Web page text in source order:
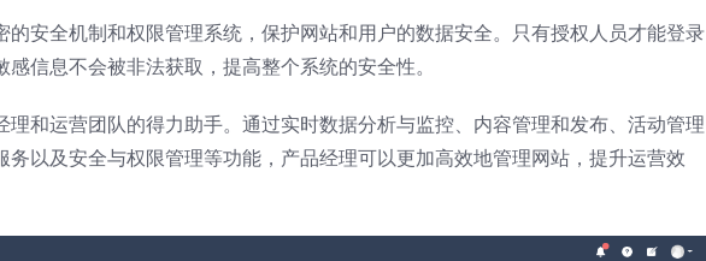
的安全机制和权限管理系统，保护网站和用户的数据安全。只有授权人员才能登录
信息不会被非法获取，提高整个系统的安全性。
理和运营团队的得力助手。通过实时数据分析与监控、内容管理和发布、活动管理
务以及安全与权限管理等功能，产品经理可以更加高效地管理网站，提升运营效